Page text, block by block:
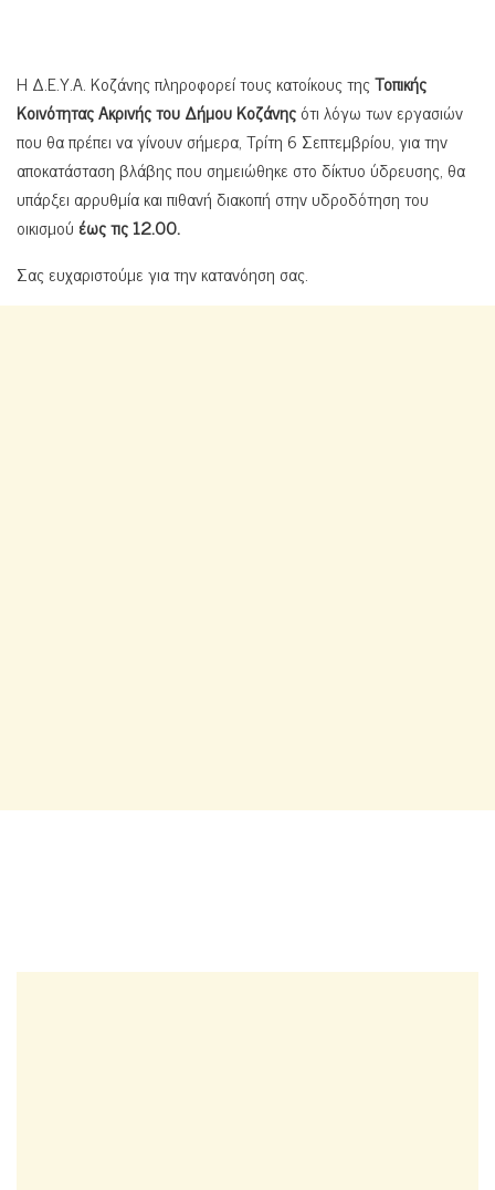
Η Δ.Ε.Υ.Α. Κοζάνης πληροφορεί τους κατοίκους τηςΤοπικής
Κοινότητας Ακρινής του Δήμου Κοζάνηςότι λόγω των εργασιών
που θα πρέπει να γίνουν σήμερα, Τρίτη 6 Σεπτεμβρίου, για την
αποκατάσταση βλάβης που σημειώθηκε στο δίκτυο ύδρευσης, θα
υπάρξει αρρυθμία και πιθανή διακοπή στην υδροδότηση του
οικισμού έως τις 12.00.
Σας ευχαριστούμε για την κατανόηση σας.